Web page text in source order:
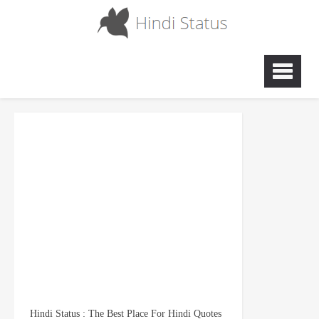
Hindi Status : The Best Place For Hindi Quotes